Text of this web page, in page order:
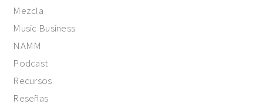
Mezcla
Music Business
NAMM
Podcast
Recursos
Reseñas